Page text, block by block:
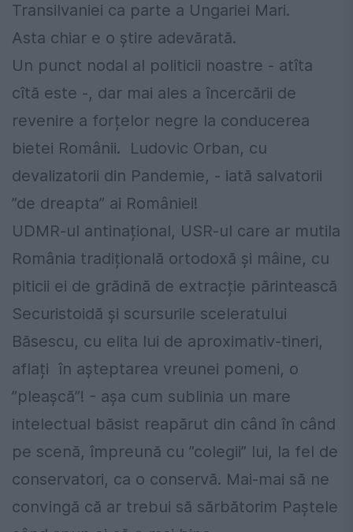
Transilvaniei ca parte a Ungariei Mari.
Asta chiar e o știre adevărată.
Un punct nodal al politicii noastre - atîta
cîtă este -, dar mai ales a încercării de
revenire a forțelor negre la conducerea
bietei Românii. Ludovic Orban, cu
devalizatorii din Pandemie, - iată salvatorii
”de dreapta” ai României!
UDMR-ul antinațional, USR-ul care ar mutila
România tradițională ortodoxă și mâine, cu
piticii ei de grădină de extracție părintească
Securistoidă și scursurile sceleratului
Băsescu, cu elita lui de aproximativ-tineri,
aflați în așteptarea vreunei pomeni, o
”pleașcă”! - așa cum sublinia un mare
intelectual băsist reapărut din când în când
pe scenă, împreună cu ”colegii” lui, la fel de
conservatori, ca o conservă. Mai-mai să ne
convingă că ar trebui să sărbătorim Paștele